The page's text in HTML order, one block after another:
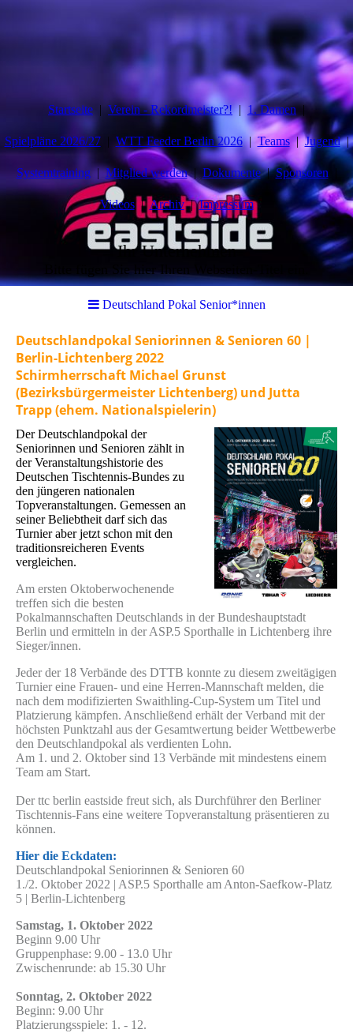
Startseite Verein - Rekordmeister?! 1. Damen
Spielpläne 2026/27 WTT Feeder Berlin 2026 Teams Jugend
Systemtraining Mitglied werden Dokumente Sponsoren
Videos Archiv Impressum
Ihr Unternehmen
Bitte fügen Sie hier Ihren Webseiten-Titel ein.
Deutschland Pokal Senior*innen
Deutschlandpokal Seniorinnen & Senioren 60 |
Berlin-Lichtenberg 2022
Schirmherrschaft Michael Grunst
(Bezirksbürgermeister Lichtenberg) und Jutta
Trapp (ehem. Nationalspielerin)
Der Deutschlandpokal der
Seniorinnen und Senioren zählt in
der Veranstaltungshistorie des
Deutschen Tischtennis-Bundes zu
den jüngeren nationalen
Topveranstaltungen. Gemessen an
seiner Beliebtheit darf sich das
Turnier aber jetzt schon mit den
traditionsreicheren Events
vergleichen.
Am ersten Oktoberwochenende
treffen sich die besten
Pokalmannschaften Deutschlands in der Bundeshauptstadt
Berlin und ermitteln in der ASP.5 Sporthalle in Lichtenberg ihre
Sieger/innen.
Jeder der 18 Verbände des DTTB konnte zu diesem zweitägigen
Turnier eine Frauen- und eine Herren-Mannschaft melden, die
nach dem modifizierten Swaithling-Cup-System um Titel und
Platzierung kämpfen. Anschließend erhält der Verband mit der
höchsten Punktzahl aus der Gesamtwertung beider Wettbewerbe
den Deutschlandpokal als verdienten Lohn.
Am 1. und 2. Oktober sind 13 Verbände mit mindestens einem
Team am Start.
Der ttc berlin eastside freut sich, als Durchführer den Berliner
Tischtennis-Fans eine weitere Topveranstaltung präsentieren zu
können.
Hier die Eckdaten:
Deutschlandpokal Seniorinnen & Senioren 60
1./2. Oktober 2022 | ASP.5 Sporthalle am Anton-Saefkow-Platz
5 | Berlin-Lichtenberg
Samstag, 1. Oktober 2022
Beginn 9.00 Uhr
Gruppenphase: 9.00 - 13.0 Uhr
Zwischenrunde: ab 15.30 Uhr
Sonntag, 2. Oktober 2022
Beginn: 9.00 Uhr
Platzierungsspiele: 1. - 12.